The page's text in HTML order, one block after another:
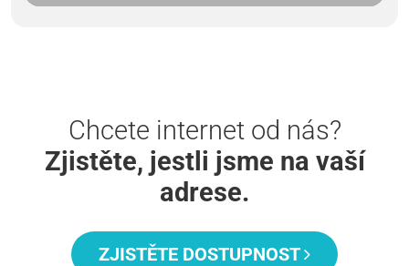
Chcete internet od nás?
Zjistěte, jestli jsme na vaší
adrese.
ZJISTĚTE DOSTUPNOST